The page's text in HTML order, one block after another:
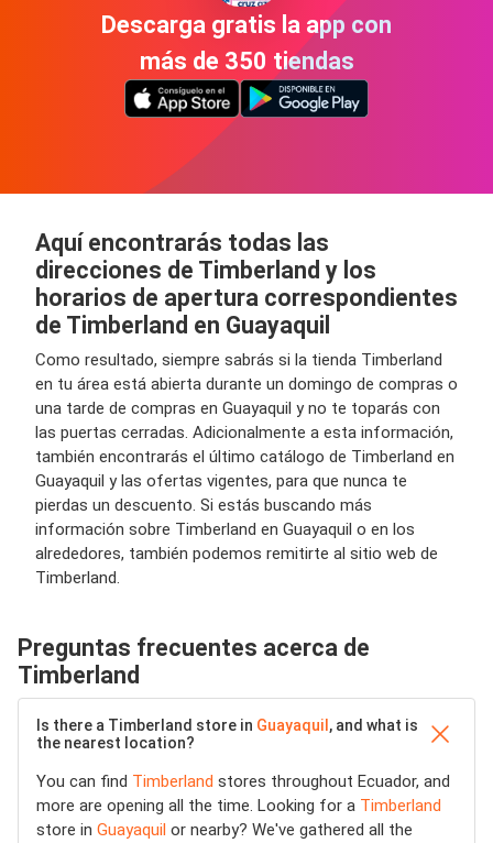
Descarga gratis la app con
más de 350 tiendas
Aquí encontrarás todas las
direcciones de Timberland y los
horarios de apertura correspondientes
de Timberland en Guayaquil
Como resultado, siempre sabrás si la tienda Timberland
en tu área está abierta durante un domingo de compras o
una tarde de compras en Guayaquil y no te toparás con
las puertas cerradas. Adicionalmente a esta información,
también encontrarás el último catálogo de Timberland en
Guayaquil y las ofertas vigentes, para que nunca te
pierdas un descuento. Si estás buscando más
información sobre Timberland en Guayaquil o en los
alrededores, también podemos remitirte al sitio web de
Timberland.
Preguntas frecuentes acerca de
Timberland
Is there a Timberland store in Guayaquil , and what is
the nearest location?
You can find Timberland stores throughout Ecuador, and
more are opening all the time. Looking for a Timberland
store in Guayaquil or nearby? We've gathered all the